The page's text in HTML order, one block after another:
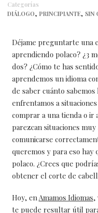
Categorías
DIÁLOGO, PRINCIPIANTE, SIN
Déjame preguntarte una
aprendiendo polaco? ¿3
dos? ¿Cómo te has
aprendemos un idioma
de saber cuánto
enfrentamos a
comprar a una tiendao ir
parezcan situaciones
comunicarse
queremos y para eso hay
polaco. ¿Crees que
obtener el corte de
Hoy, enAmamos Idiomas,
te puede resultar útil